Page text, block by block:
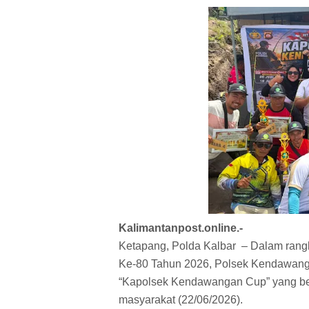
Kalimantanpost.online.-
Ketapang, Polda Kalbar – Dalam
Ke-80 Tahun 2026, Polsek
“Kapolsek Kendawangan Cup” yang
masyarakat (22/06/2026).